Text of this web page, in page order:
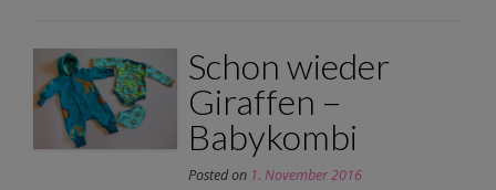
Schon wieder
Giraffen –
Babykombi
Posted on 1. November 2016